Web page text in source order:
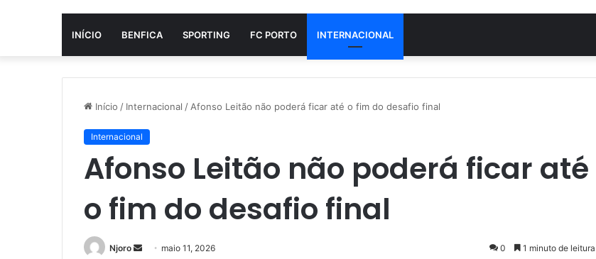
INÍCIO BENFICA SPORTING FC PORTO INTERNACIONAL
Início / Internacional / Afonso Leitão não poderá ficar até o fim do desafio final
Internacional
Afonso Leitão não poderá ficar até
o fim do desafio final
Njoro
Mandemaio 11, 2026 0 1 minuto de leitura